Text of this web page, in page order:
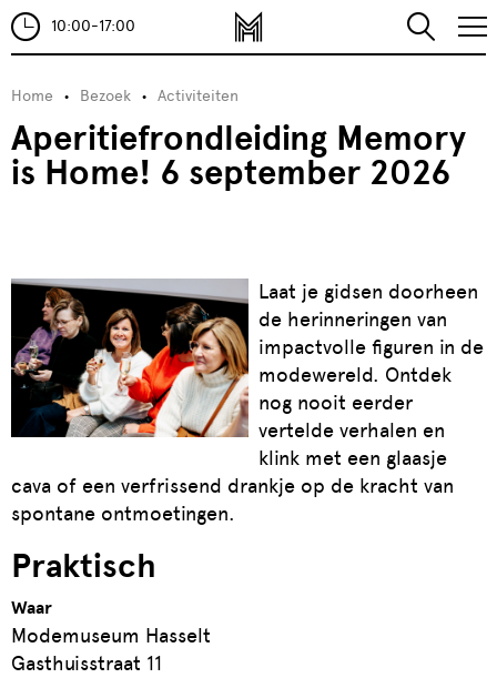
10:00-17:00
Home Bezoek Activiteiten
Aperitiefrondleiding Memory
is Home! 6 september 2026
Laat je gidsen doorheen
de herinneringen van
impactvolle figuren in de
modewereld. Ontdek
nog nooit eerder
vertelde verhalen en
klink met een glaasje
cava of een verfrissend drankje op de kracht van
spontane ontmoetingen.
Praktisch
Waar
Modemuseum Hasselt
Gasthuisstraat 11